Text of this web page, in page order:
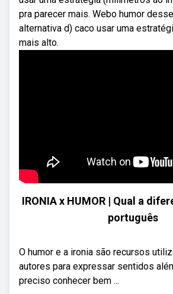
pra parecer mais. Webo humor
alternativa d) caco usar uma
mais alto.
IRONIA x HUMOR | Qual a
português
O humor e a ironia são recursos
autores para expressar sentidos
preciso conhecer bem ...